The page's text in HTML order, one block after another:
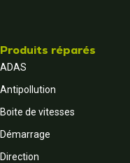
Produits réparés
ADAS
Antipollution
Boite de vitesses
Démarrage
Direction